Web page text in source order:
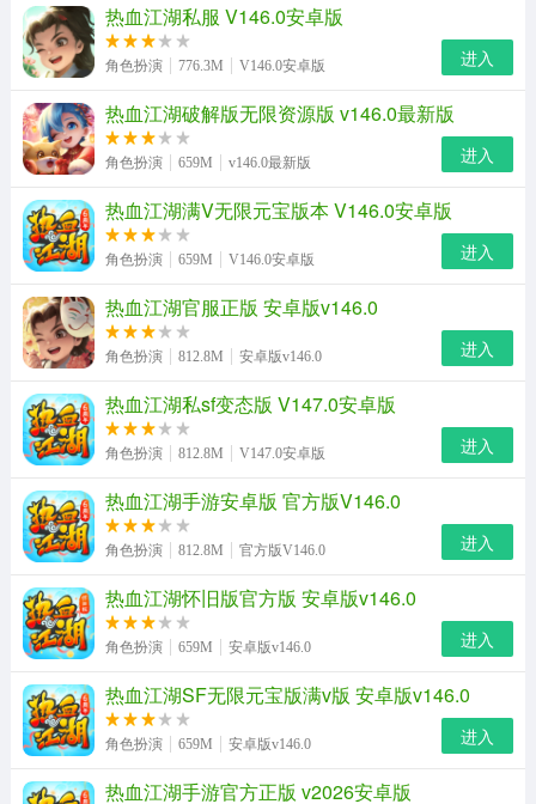
热血江湖私服 V146.0安卓版
角色扮演 776.3M V146.0安卓版 进入
热血江湖破解版无限资源版 v146.0最新版
角色扮演 659M v146.0最新版 进入
热血江湖满V无限元宝版本 V146.0安卓版
角色扮演 659M V146.0安卓版 进入
热血江湖官服正版 安卓版v146.0
角色扮演 812.8M 安卓版v146.0 进入
热血江湖私sf变态版 V147.0安卓版
角色扮演 812.8M V147.0安卓版 进入
热血江湖手游安卓版 官方版V146.0
角色扮演 812.8M 官方版V146.0 进入
热血江湖怀旧版官方版 安卓版v146.0
角色扮演 659M 安卓版v146.0 进入
热血江湖SF无限元宝版满v版 安卓版v146.0
角色扮演 659M 安卓版v146.0 进入
热血江湖手游官方正版 v2026安卓版